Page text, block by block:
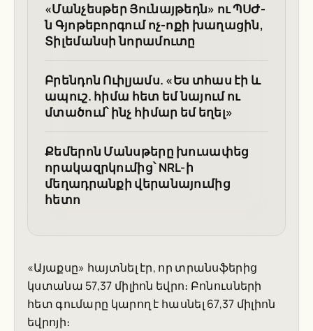
«Մանչեսթեր Յունայթեդն» ու ՊՍԺ-
ն Գյոթեբորգում ոչ-ոքի խաղացին,
Տիլեմանսի նորամուտը
Բրենդոն Ուիլյամս. «Ես տհաս էի և
ապուշ. հիմա հետ եմ նայում ու
մտածում՝ ինչ հիմար եմ եղել»
Քեմերոն Մանսթերը խուսափեց
որակազրկումից՝ NRL-ի
մեղադրանքի վերանայումից
հետո
«Այաքսը» հայտնել էր, որ տրանսֆերից
կստանա 57,37 միլիոն եվրո։ Բոնուսների
հետ գումարը կարող է հասնել 67,37 միլիոն
եվրոյի։